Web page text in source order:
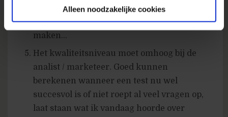
Alleen noodzakelijke cookies
voor andere zaken). Dat gaat niet goed. Die
marketeer gaat ongestructureerde fouten
maken…
Het kwaliteitsniveau moet omhoog bij de
analist / marketeer. Goed kunnen
berekenen wanneer een test nu wel
succesvol is of niet roept al veel vragen op,
laat staan wat ik vandaag hoorde over